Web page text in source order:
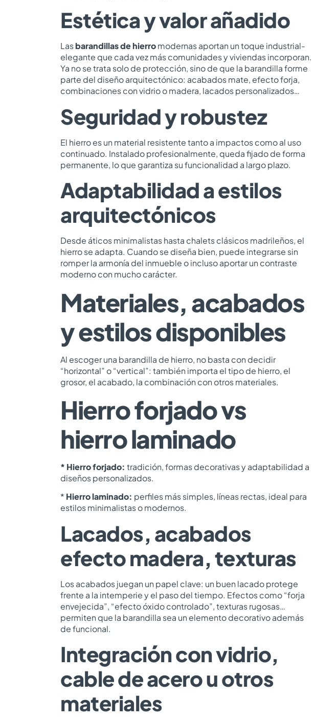
Estética y valor añadido
Lasbarandillas de hierromodernas aportan un toque industrial-
elegante que cada vez más comunidades y viviendas incorporan.
Ya no se trata solo de protección, sino de que la barandilla forme
parte del diseño arquitectónico: acabados mate, efecto forja,
combinaciones con vidrio o madera, lacados personalizados…
Seguridad y robustez
El hierro es un material resistente tanto a impactos como al uso
continuado. Instalado profesionalmente, queda fijado de forma
permanente, lo que garantiza su funcionalidad a largo plazo.
Adaptabilidad a estilos
arquitectónicos
Desde áticos minimalistas hasta chalets clásicos madrileños, el
hierro se adapta. Cuando se diseña bien, puede integrarse sin
romper la armonía del inmueble o incluso aportar un contraste
moderno con mucho carácter.
Materiales, acabados
y estilos disponibles
Al escoger una barandilla de hierro, no basta con decidir
“horizontal” o “vertical”: también importa el tipo de hierro, el
grosor, el acabado, la combinación con otros materiales.
Hierro forjado vs
hierro laminado
* Hierro forjado: tradición, formas decorativas y adaptabilidad a
diseños personalizados.
* Hierro laminado: perfiles más simples, líneas rectas, ideal para
estilos minimalistas o modernos.
Lacados, acabados
efecto madera, texturas
Los acabados juegan un papel clave: un buen lacado protege
frente a la intemperie y el paso del tiempo. Efectos como “forja
envejecida”, “efecto óxido controlado”, texturas rugosas…
permiten que la barandilla sea un elemento decorativo además
de funcional.
Integración con vidrio,
cable de acero u otros
materiales